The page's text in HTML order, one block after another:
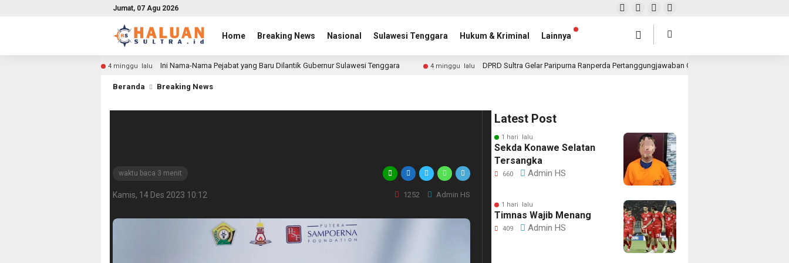
Jumat, 07 Agu 2026
Home Breaking News Nasional Sulawesi Tenggara Hukum & Kriminal Lainnya
4 minggu lalu Ini Nama-Nama Pejabat yang Baru Dilantik Gubernur Sulawesi Tenggara 4 minggu lalu DPRD Sultra Gelar Paripurna Ranperda Pertanggungjawaban Gubernur 2025, Realisasi
Beranda Breaking News
waktu baca 3 menit
Kamis, 14 Des 2023 10:12 1252 Admin HS
Latest Post
1 hari lalu
Sekda Konawe Selatan
Tersangka
660 Admin HS
1 hari lalu
Timnas Wajib Menang
409 Admin HS